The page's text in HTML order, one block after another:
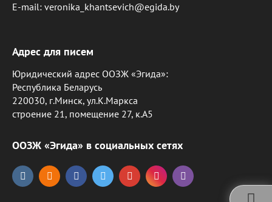
E-mail: veronika_khantsevich@egida.by
Адрес для писем
Юридический адрес ООЗЖ «Эгида»:
Республика Беларусь
220030, г.Минск, ул.К.Маркса
строение 21, помещение 27, к.А5
ООЗЖ «Эгида» в социальных сетях